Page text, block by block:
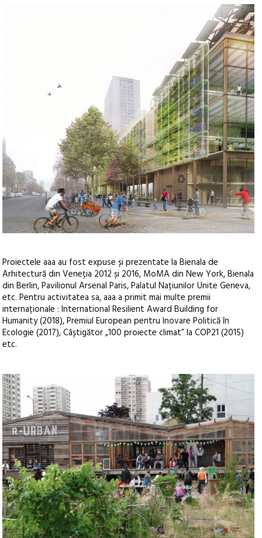
Proiectele aaa au fost expuse și prezentate la Bienala de
Arhitectură din Veneția 2012 și 2016, MoMA din New York, Bienala
din Berlin, Pavilionul Arsenal Paris, Palatul Națiunilor Unite Geneva,
etc. Pentru activitatea sa, aaa a primit mai multe premii
internaționale : International Resilient Award Building for
Humanity (2018), Premiul European pentru Inovare Politică în
Ecologie (2017), Câștigător „100 proiecte climat” la COP21 (2015)
etc.